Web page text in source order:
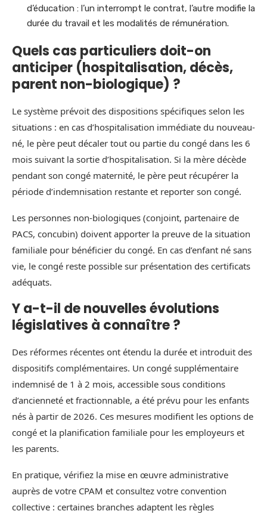
d’éducation : l’un interrompt le contrat, l’autre modifie la
durée du travail et les modalités de rémunération.
Quels cas particuliers doit-on
anticiper (hospitalisation, décès,
parent non-biologique) ?
Le système prévoit des dispositions spécifiques selon les
situations : en cas d’hospitalisation immédiate du nouveau-
né, le père peut décaler tout ou partie du congé dans les 6
mois suivant la sortie d’hospitalisation. Si la mère décède
pendant son congé maternité, le père peut récupérer la
période d’indemnisation restante et reporter son congé.
Les personnes non-biologiques (conjoint, partenaire de
PACS, concubin) doivent apporter la preuve de la situation
familiale pour bénéficier du congé. En cas d’enfant né sans
vie, le congé reste possible sur présentation des certificats
adéquats.
Y a-t-il de nouvelles évolutions
législatives à connaître ?
Des réformes récentes ont étendu la durée et introduit des
dispositifs complémentaires. Un congé supplémentaire
indemnisé de 1 à 2 mois, accessible sous conditions
d’ancienneté et fractionnable, a été prévu pour les enfants
nés à partir de 2026. Ces mesures modifient les options de
congé et la planification familiale pour les employeurs et
les parents.
En pratique, vérifiez la mise en œuvre administrative
auprès de votre CPAM et consultez votre convention
collective : certaines branches adaptent les règles